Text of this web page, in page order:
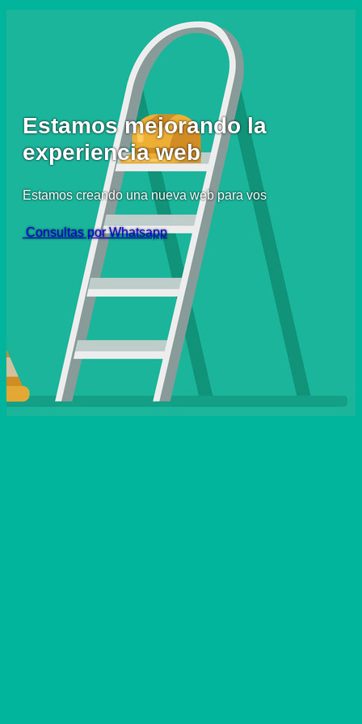
Estamos mejorando la
experiencia web
Estamos creando una nueva web para vos
Consultas por Whatsapp